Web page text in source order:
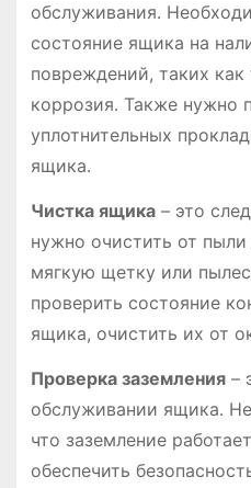
обслуживания․
состояние ящика на
повреждений, таких
коррозия․ Также нужно
уплотнительных
ящика․
Чистка ящика– это
нужно очистить от пыли
мягкую щетку или
проверить состояние
ящика, очистить их от
Проверка заземления–
обслуживании ящика․
что заземление
обеспечить